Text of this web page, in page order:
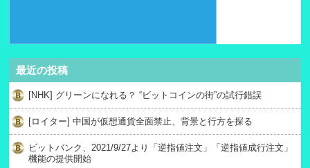
最近の投稿
[NHK] グリーンになれる？ “ビットコインの街”の試行錯誤
[ロイター] 中国が仮想通貨全面禁止、背景と行方を探る
ビットバンク、2021/9/27より「逆指値注文」「逆指値成行注文」
機能の提供開始